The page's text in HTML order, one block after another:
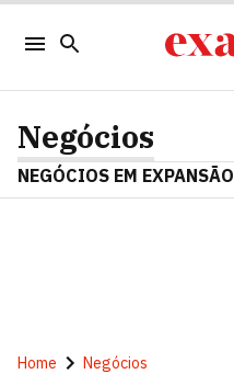
Negócios
NEGÓCIOS EM EXPANSÃO
Home Negócios